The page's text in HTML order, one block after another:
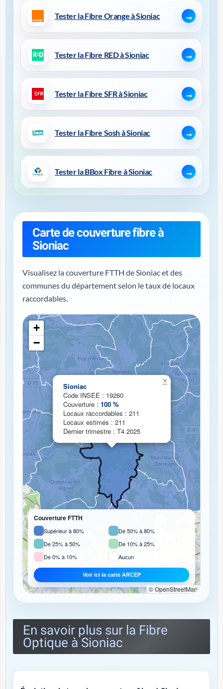
Tester la Fibre Orange à Sioniac
Tester la Fibre RED à Sioniac
Tester la Fibre SFR à Sioniac
Tester la Fibre Sosh à Sioniac
Tester la BBox Fibre à Sioniac
Carte de couverture fibre à
Sioniac
Visualisez la couverture FTTH de Sioniac et des
communes du département selon le taux de locaux
raccordables.
Chargement de la carte de couverture fibre...
Sioniac
Code INSEE : 19260
Couverture : 100 %
Locaux raccordables : 211
Locaux estimés : 211
Dernier trimestre : T4 2025
×
+
−
Couverture FTTH
Supérieur à 80%
De 50% à 80%
De 25% à 50%
De 10% à 25%
De 0% à 10%
Aucun
Voir ici la carte ARCEP
© OpenStreetMap
En savoir plus sur la Fibre
Optique à Sioniac